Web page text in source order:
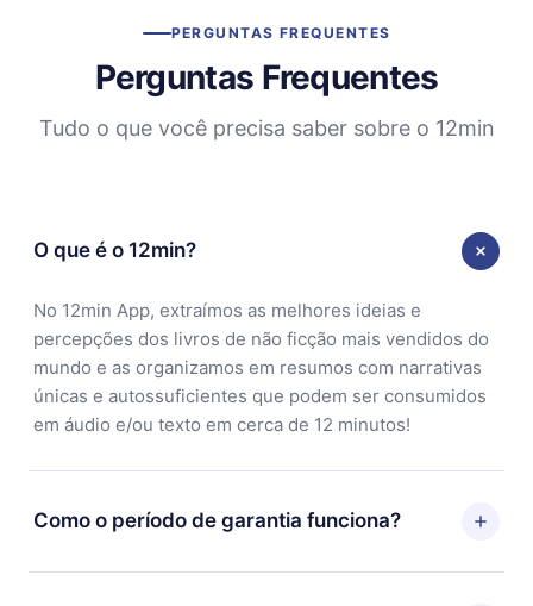
PERGUNTAS FREQUENTES
Perguntas Frequentes
Tudo o que você precisa saber sobre o 12min
O que é o 12min?
No 12min App, extraímos as melhores ideias e
percepções dos livros de não ficção mais vendidos do
mundo e as organizamos em resumos com narrativas
únicas e autossuficientes que podem ser consumidos
em áudio e/ou texto em cerca de 12 minutos!
Como o período de garantia funciona?
Você pode baixar nosso aplicativo e começar a